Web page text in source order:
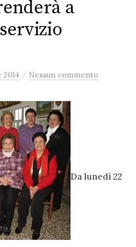
a
/ Nessun commento
Da lunedì 22